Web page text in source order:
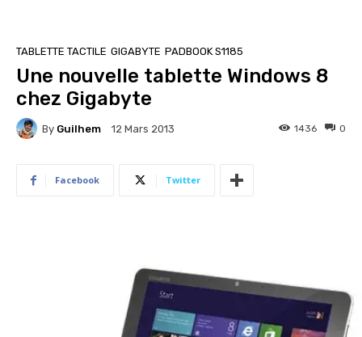
TABLETTE TACTILE GIGABYTE PADBOOK S1185
Une nouvelle tablette Windows 8
chez Gigabyte
By Guilhem 12 Mars 2013 0
1436
Facebook Twitter